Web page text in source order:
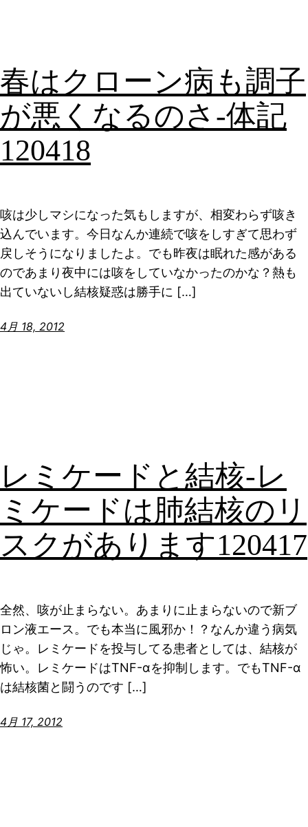
春はクローン病も調子
が悪くなるのさ-体記
120418
咳は少しマシになった気もしますが、相変わらず咳き
込んでいます。今日なんか連続で咳をしすぎて思わず
戻しそうになりましたよ。でも昨夜は眠れた感がある
のであまり夜中には咳をしていなかったのかな？熱も
出ていないし結核疑惑は勝手に […]
4月 18, 2012
レミケードと結核-レ
ミケードは肺結核のリ
スクがあります120417
全然、咳が止まらない。あまりに止まらないので新ブ
ロン液エース。でも本当に風邪か！？なんか違う病気
じゃ。レミケードを投与してる患者としては、結核が
怖い。レミケードはTNF-αを抑制します。でもTNF-α
は結核菌と闘うのです […]
4月 17, 2012